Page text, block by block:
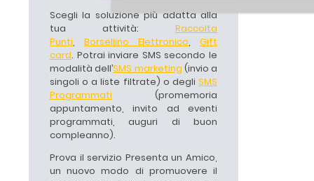
Scegli la soluzione più adatta alla
tua attività:Raccolta
Punti, Borsellino Elettronico,Gift
card. Potrai inviare SMS secondo le
modalità dell’SMS marketing (invio a
singoli o a liste filtrate) o degliSMS
Programmati (promemoria
appuntamento, invito ad eventi
programmati, auguri di buon
compleanno).
Prova il servizio Presenta un Amico,
un nuovo modo di promuovere il